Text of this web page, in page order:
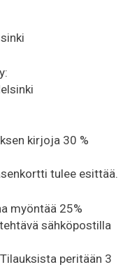
kirjoja 30 %
tulee esittää.
myöntää 25%
sähköpostilla
peritään 3